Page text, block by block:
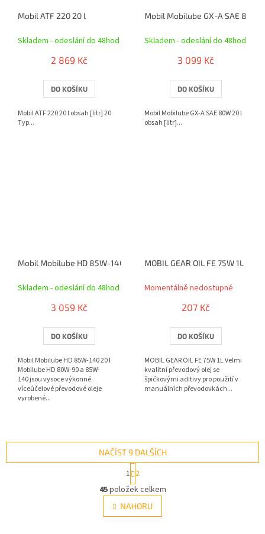
Mobil ATF 220 20 l
Skladem - odeslání do 48hod
2 869 Kč
DO KOŠÍKU
Mobil ATF 220 20 l obsah [litr] 20
Typ...
Mobil Mobilube GX-A SAE 80W
Skladem - odeslání do 48hod
3 099 Kč
DO KOŠÍKU
Mobil Mobilube GX-A SAE 80W 20 l
obsah [litr]...
Mobil Mobilube HD 85W-140 20 l
Skladem - odeslání do 48hod
3 059 Kč
DO KOŠÍKU
Mobil Mobilube HD 85W-140 20 l
Mobilube HD 80W-90 a 85W-
140 jsou vysoce výkonné
víceúčelové převodové oleje
vyrobené...
MOBIL GEAR OIL FE 75W 1L
Momentálně nedostupné
207 Kč
DO KOŠÍKU
MOBIL GEAR OIL FE 75W 1L Velmi
kvalitní převodový olej se
špičkovými aditivy pro použití v
manuálních převodovkách...
O
v
l
á
NAČÍST 9 DALŠÍCH
t
r
á
n
k
1 2
45položek celkem
NAHORU